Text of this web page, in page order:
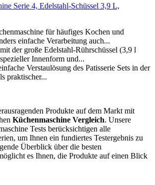
Serie 4, Edelstahl-Schüssel 3,9 L,
für häufiges Kochen und
einfache Verarbeitung auch...
der große Edelstahl-Rührschüssel (3,9 l
Innenform und...
Verstaulösung des Patisserie Sets in der
praktischer...
Produkte auf dem Markt mit
Küchenmaschine Vergleich. Unsere
Tests berücksichtigen alle
um Ihnen ein fundiertes Testergebnis zu
Überblick über die besten
es Ihnen, die Produkte auf einen Blick